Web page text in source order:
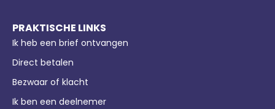
PRAKTISCHE LINKS
Ik heb een brief ontvangen
Direct betalen
Bezwaar of klacht
Ik ben een deelnemer